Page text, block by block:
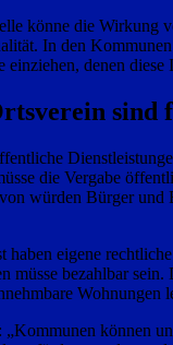
könne die Wirkung
In den
denen diese
sind
die Vergabe
würden Bürger und
haben eigene
müsse bezahlbar
Wohnungen
können